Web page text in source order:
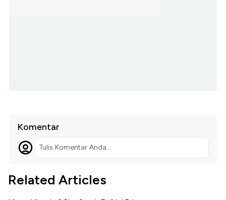
Komentar
Tulis Komentar Anda...
Related Articles